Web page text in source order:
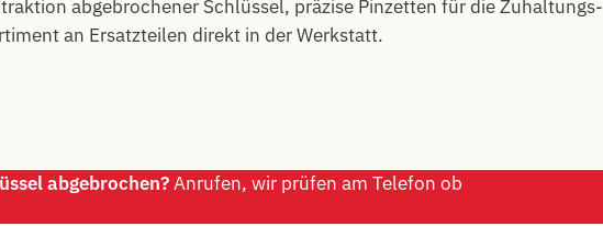
abgebrochener Schlüssel, präzise Pinzetten für die Zuhaltungs-
an Ersatzteilen direkt in der Werkstatt.
abgebrochen?Anrufen, wir prüfen am Telefon ob